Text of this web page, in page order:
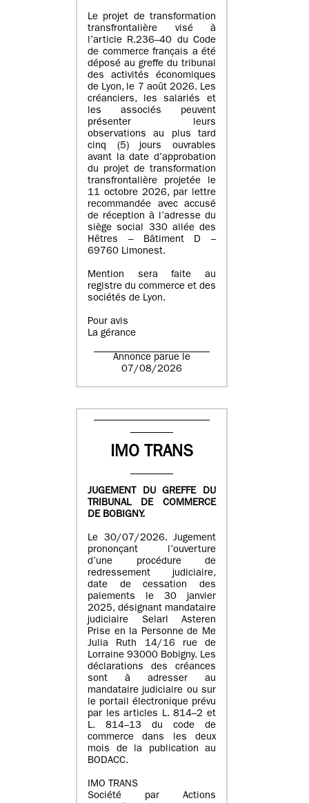
Le projet de transformation
transfrontalière visé à
l’article R.236–40 du Code
de commerce français a été
déposé au greffe du tribunal
des activités économiques
de Lyon, le 7 août 2026. Les
créanciers, les salariés et
les associés peuvent
présenter leurs
observations au plus tard
cinq (5) jours ouvrables
avant la date d’approbation
du projet de transformation
transfrontalière projetée le
11 octobre 2026, par lettre
recommandée avec accusé
de réception à l’adresse du
siège social 330 allée des
Hêtres – Bâtiment D –
69760 Limonest.
Mention sera faite au
registre du commerce et des
sociétés de Lyon.
Pour avis
La gérance
Annonce parue le
07/08/2026
IMO TRANS
JUGEMENT DU GREFFE DU
TRIBUNAL DE COMMERCE
DE BOBIGNY.
Le 30/07/2026. Jugement
prononçant l’ouverture
d’une procédure de
redressement judiciaire,
date de cessation des
paiements le 30 janvier
2025, désignant mandataire
judiciaire Selarl Asteren
Prise en la Personne de Me
Julia Ruth 14/16 rue de
Lorraine 93000 Bobigny. Les
déclarations des créances
sont à adresser au
mandataire judiciaire ou sur
le portail électronique prévu
par les articles L. 814–2 et
L. 814–13 du code de
commerce dans les deux
mois de la publication au
BODACC.
IMO TRANS
Société par Actions